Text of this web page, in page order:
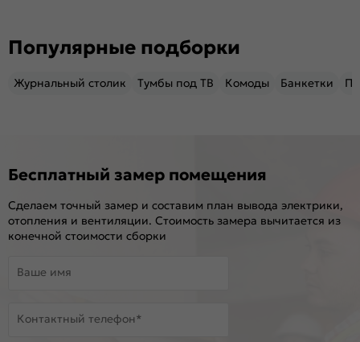
Популярные подборки
Журнальный столик Тумбы под ТВ Комоды Банкетки
Бесплатный замер помещения
Сделаем точный замер и составим план вывода электрики,
отопления и вентиляции. Стоимость замера вычитается из
конечной стоимости сборки
Ваше имя
Контактный телефон*